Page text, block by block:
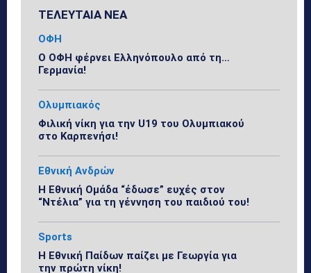
ΤΕΛΕΥΤΑΙΑ ΝΕΑ
ΟΦΗ
Ο ΟΦΗ φέρνει Ελληνόπουλο από τη…
Γερμανία!
Ολυμπιακός
Φιλική νίκη για την U19 του Ολυμπιακού
στο Καρπενήσι!
Εθνική Ανδρών
Η Εθνική Ομάδα “έδωσε” ευχές στον
“Ντέλια” για τη γέννηση του παιδιού του!
Sports
Η Εθνική Παίδων παίζει με Γεωργία για
την πρώτη νίκη!